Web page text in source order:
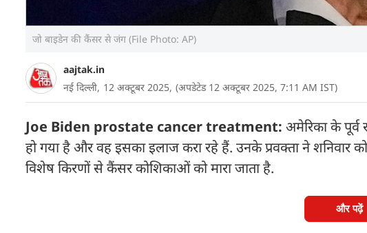
जो बाइडेन की कैंसर से जंग (File Photo: AP)
aajtak.in
नई दिल्ली, 12 अक्टूबर 2025, (अपडेटेड 12 अक्टूबर 2025, 7:11 AM IST)
Joe Biden prostate cancer treatment: अमेरिका के पूर्व
हो गया है और वह इसका इलाज करा रहे हैं. उनके प्रवक्ता ने शनिवार
विशेष किरणों से कैंसर कोशिकाओं को मारा जाता है.
और पढ़ें